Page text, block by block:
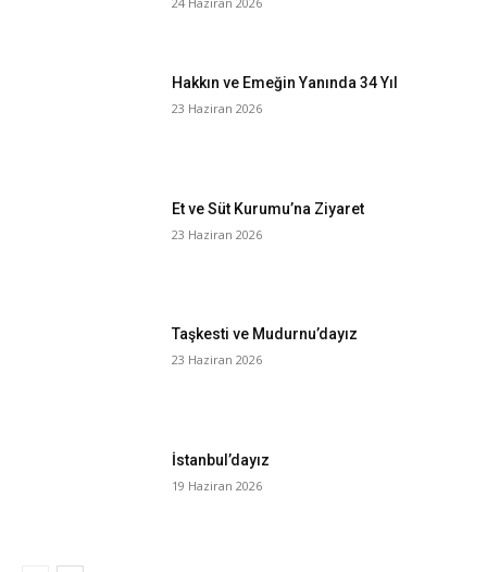
Hakkın ve Emeğin Yanında 34 Yıl
23 Haziran 2026
Et ve Süt Kurumu’na Ziyaret
23 Haziran 2026
Taşkesti ve Mudurnu’dayız
23 Haziran 2026
İstanbul’dayız
19 Haziran 2026